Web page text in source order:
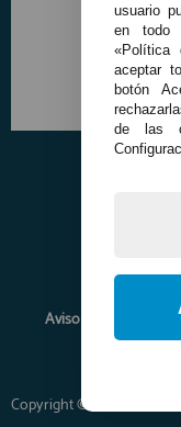
Aviso Legal
Envíos
Copyright © 2026
usuario
en todo
«Política
aceptar
botón
de las